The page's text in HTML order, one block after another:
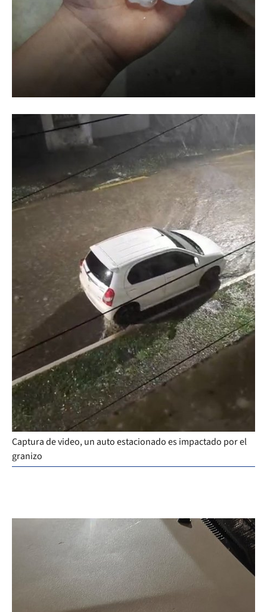
Captura de video, un auto estacionado es impactado por el
granizo